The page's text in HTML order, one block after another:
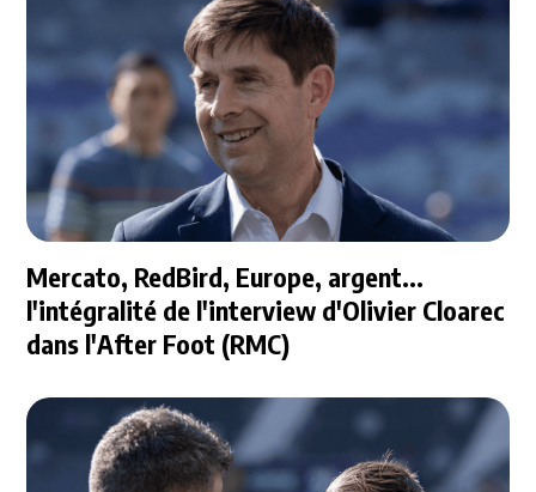
Mercato, RedBird, Europe, argent...
l'intégralité de l'interview d'Olivier Cloarec
dans l'After Foot (RMC)